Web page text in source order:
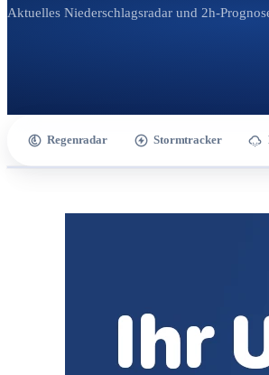
Aktuelles Niederschlagsradar und 2h-
Regenradar Stormtracker